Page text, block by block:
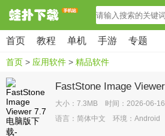
首页 教程 单机 手游 专题
首页 > 应用软件 > 精品软件
FastStone Image
大小：7.3MB 时间：2026-06-16
语言：简体中文 环境：Android